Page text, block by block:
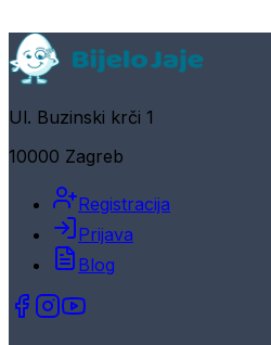
Ul. Buzinski krči 1
10000 Zagreb
Registracija
Prijava
Blog